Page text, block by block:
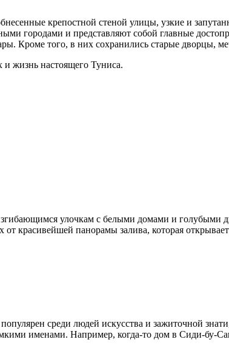
крепостной стеной улицы, узкие и
городами и представляют собой главные
Кроме того, в них сохранились старые дворцы,
и жизнь настоящего Туниса.
улочкам с белыми домами и голубыми
красивейшей панорамы залива, которая
среди людей искусства и зажиточной
именами. Например, когда-то дом в Сиди-бу-